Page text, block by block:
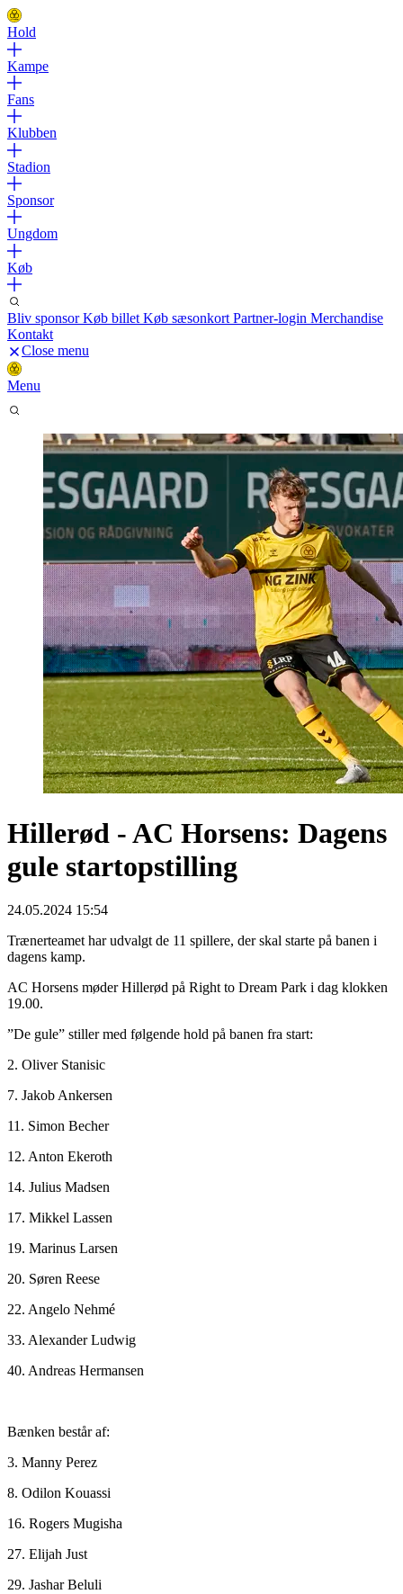
Hold
Kampe
Fans
Klubben
Stadion
Sponsor
Ungdom
Køb
Bliv sponsorKøb billet Køb sæsonkort Partner-login Merchandise
Kontakt
Close menu
Menu
Hillerød - AC Horsens: Dagens
gule startopstilling
24.05.2024 15:54
Trænerteamet har udvalgt de 11 spillere, der skal starte på banen i
dagens kamp.
AC Horsens møder Hillerød på Right to Dream Park i dag klokken
19.00.
”De gule” stiller med følgende hold på banen fra start:
2. Oliver Stanisic
7. Jakob Ankersen
11. Simon Becher
12. Anton Ekeroth
14. Julius Madsen
17. Mikkel Lassen
19. Marinus Larsen
20. Søren Reese
22. Angelo Nehmé
33. Alexander Ludwig
40. Andreas Hermansen
Bænken består af:
3. Manny Perez
8. Odilon Kouassi
16. Rogers Mugisha
27. Elijah Just
29. Jashar Beluli